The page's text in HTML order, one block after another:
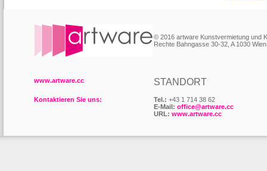
© 2016 artware Kunstvermietung und
Rechte Bahngasse 30-32, A 1030 Wien
www.artware.cc STANDORT
Kontaktieren Sie uns: Tel.: +43 1 714 38 62
E-Mail: office@artware.cc
URL: www.artware.cc